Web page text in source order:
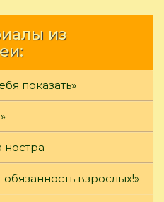
из
показать»
ностра
взрослых!»